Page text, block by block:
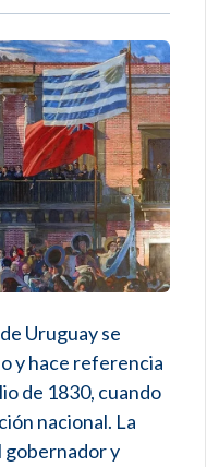
Uruguay se
y hace referencia
de 1830, cuando
nacional. La
gobernador y